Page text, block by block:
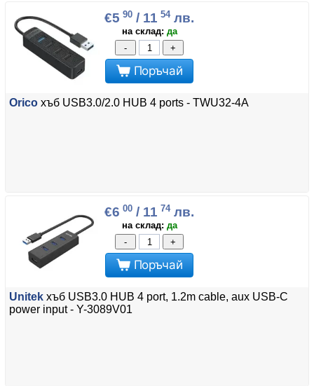
€5 90 / 11 54лв.
на склад: да
-
+
Поръчай
Orico хъб USB3.0/2.0 HUB 4 ports - TWU32-4A
€6 00 / 11 74лв.
на склад: да
-
+
Поръчай
Unitek хъб USB3.0 HUB 4 port, 1.2m cable, aux USB-C
power input - Y-3089V01